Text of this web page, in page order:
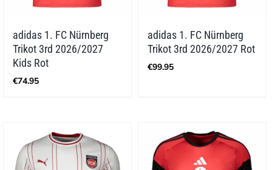
adidas 1. FC Nürnberg
Trikot 3rd 2026/2027
Kids Rot
€74.95
adidas 1. FC Nürnberg
Trikot 3rd 2026/2027 Rot
€99.95